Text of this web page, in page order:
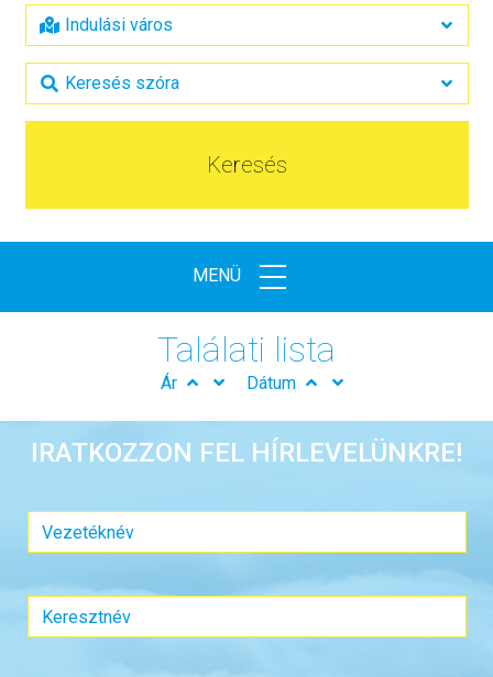
Keresés
MENÜ
Találati lista
Ár Dátum
IRATKOZZON FEL HÍRLEVELÜNKRE!